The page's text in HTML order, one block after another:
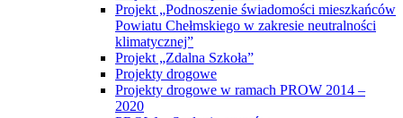
Projekty drogowe w ramach PROW 2014 –
2020
PROW – Scalenia gruntów
Obiekt ANUSIN, STASIN DOLNY,
gmina Siedliszcze
Obiekt BUKOWA WIELKA cz.I,